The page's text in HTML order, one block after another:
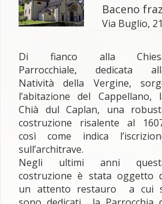
Baceno
Via Buglio, 21
Di fianco alla
Parrocchiale, dedicata
Natività della Vergine,
l’abitazione del Cappellano,
Chià dul Caplan, una
costruzione risalente al
così come indica
sull’architrave.
Negli ultimi anni
costruzione è stata oggetto
un attento restauro a cui